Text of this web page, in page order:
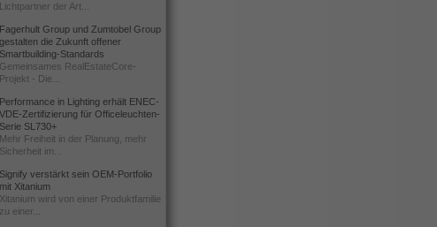
Lichtpartner der Art...
Fagerhult Group und Zumtobel Group
gestalten die Zukunft offener
Smartbuilding-Standards
Gemeinsames RealEstateCore-
Projekt - Die...
Performance in Lighting erhält ENEC-
VDE-Zertifizierung für Officeleuchten-
Serie SL730+
Mehr Freiheit in der Planung, mehr
Sicherheit im...
Signify verstärkt sein OEM-Portfolio
mit Xitanium
Xitanium wird von einer Produktfamilie
zu einer...